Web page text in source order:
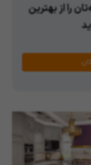
را از بهترین